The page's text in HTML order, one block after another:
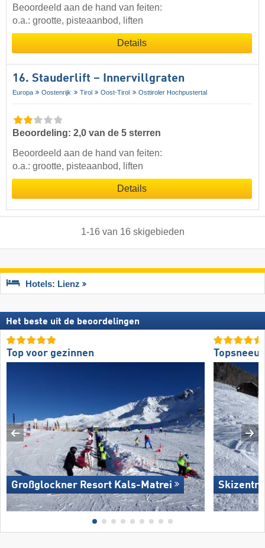
Beoordeeld aan de hand van feiten:
o.a.: grootte, pisteaanbod, liften
Details
16. Stauderlift – Innervillgraten
Europa Oostenrijk Tirol Oost-Tirol Osttiroler Hochpustertal
Beoordeling: 2,0 van de 5 sterren
Beoordeeld aan de hand van feiten:
o.a.: grootte, pisteaanbod, liften
Details
1-16 van 16 skigebieden
Hotels: Lienz
Het beste uit de beoordelingen
Top voor gezinnen
Großglockner Resort Kals-Matrei